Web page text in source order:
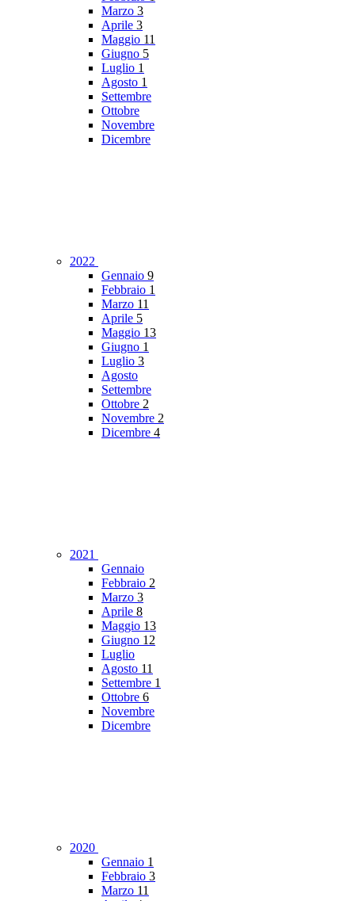
Marzo 3
Aprile 3
Maggio 11
Giugno 5
Luglio 1
Agosto 1
Settembre
Ottobre
Novembre
Dicembre
2022
Gennaio 9
Febbraio 1
Marzo 11
Aprile 5
Maggio 13
Giugno 1
Luglio 3
Agosto
Settembre
Ottobre 2
Novembre 2
Dicembre 4
2021
Gennaio
Febbraio 2
Marzo 3
Aprile 8
Maggio 13
Giugno 12
Luglio
Agosto 11
Settembre 1
Ottobre 6
Novembre
Dicembre
2020
Gennaio 1
Febbraio 3
Marzo 11